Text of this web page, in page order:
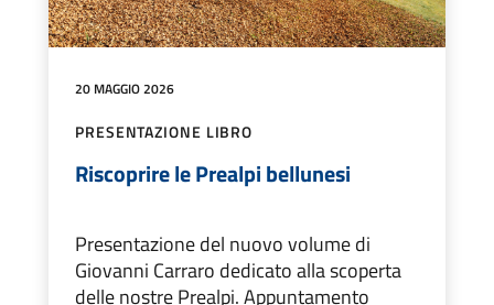
20 MAGGIO 2026
PRESENTAZIONE LIBRO
Riscoprire le Prealpi bellunesi
Presentazione del nuovo volume di
Giovanni Carraro dedicato alla scoperta
delle nostre Prealpi. Appuntamento